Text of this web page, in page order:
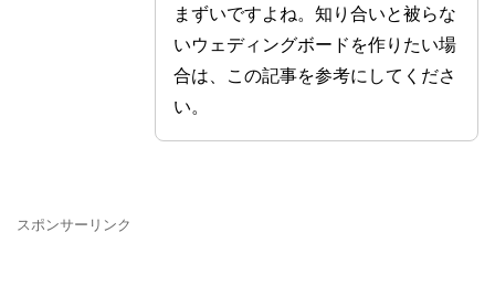
まずいですよね。知り合いと被らな
いウェディングボードを作りたい場
合は、この記事を参考にしてくださ
い。
スポンサーリンク